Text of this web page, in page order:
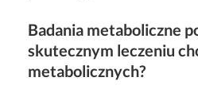
Badania metaboliczne
skutecznym leczeniu
metabolicznych?